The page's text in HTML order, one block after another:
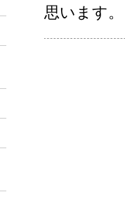
思います。